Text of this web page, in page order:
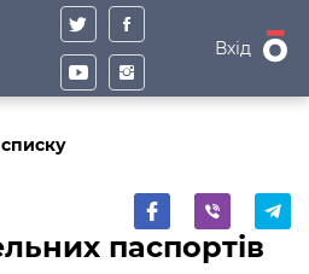
Вхід
паспортів